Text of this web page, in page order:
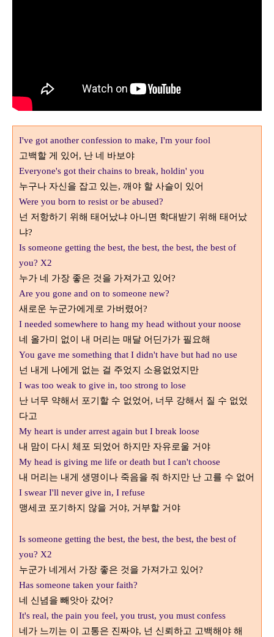
I've got another confession to make, I'm your fool
고백할 게 있어, 난 네 바보야
Everyone's got their chains to break, holdin' you
누구나 자신을 잡고 있는, 깨야 할 사슬이 있어
Were you born to resist or be abused?
넌 저항하기 위해 태어났냐 아니면 학대받기 위해 태어났
냐?
Is someone getting the best, the best, the best, the best of
you? X2
누가 네 가장 좋은 것을 가져가고 있어?
Are you gone and on to someone new?
새로운 누군가에게로 가버렸어?
I needed somewhere to hang my head without your noose
네 올가미 없이 내 머리는 매달 어딘가가 필요해
You gave me something that I didn't have but had no use
넌 내게 나에게 없는 걸 주었지 소용없었지만
I was too weak to give in, too strong to lose
난 너무 약해서 포기할 수 없었어, 너무 강해서 질 수 없었
다고
My heart is under arrest again but I break loose
내 맘이 다시 체포 되었어 하지만 자유로울 거야
My head is giving me life or death but I can't choose
내 머리는 내게 생명이나 죽음을 줘 하지만 난 고를 수 없어
I swear I'll never give in, I refuse
맹세코 포기하지 않을 거야, 거부할 거야
Is someone getting the best, the best, the best, the best of
you? X2
누군가 네게서 가장 좋은 것을 가져가고 있어?
Has someone taken your faith?
네 신념을 빼앗아 갔어?
It's real, the pain you feel, you trust, you must confess
네가 느끼는 이 고통은 진짜야, 넌 신뢰하고 고백해야 해